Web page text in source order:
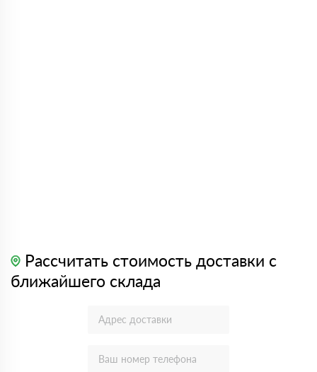
Рассчитать стоимость доставки с
ближайшего склада